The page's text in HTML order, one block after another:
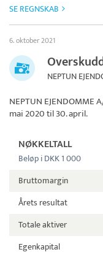
SE REGNSKAB
6. oktober 2021
NEPTUN
NEPTUN EJENDOMME
mai 2020 til 30. april.
NØKKELTALL
Beløp i DKK 1 000
Bruttomargin
Årets resultat
Totale aktiver
Egenkapital